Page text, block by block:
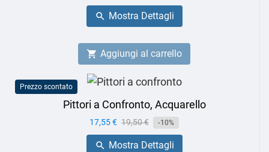
base
 Mostra Dettagli
 Aggiungi al carrello
Prezzo scontato
Pittori a Confronto, Acquarello
Prezzo
17,55 € Prezzo
base
19,50 € -10%
 Mostra Dettagli